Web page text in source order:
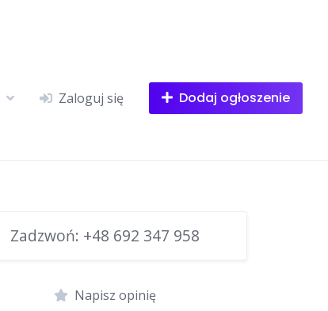
Zaloguj się Dodaj ogłoszenie
Zadzwoń: +48 692 347 958
Napisz opinię